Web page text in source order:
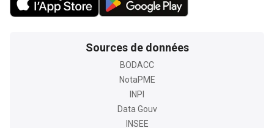
Sources de données
BODACC
NotaPME
INPI
Data Gouv
INSEE